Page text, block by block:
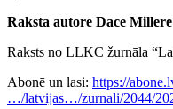
Raksta autore Dace Millere
Raksts no LLKC žurnāla
Abonē un lasi: https://
…/latvijas…/zurnali/2044/